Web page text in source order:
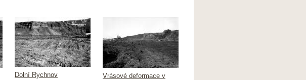
Dolní Rychnov
Vrásové deformace v